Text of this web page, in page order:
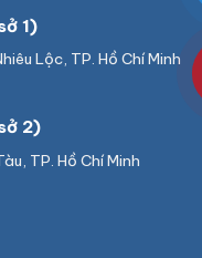
1)
Lộc, TP. Hồ Chí Minh
2)
TP. Hồ Chí Minh